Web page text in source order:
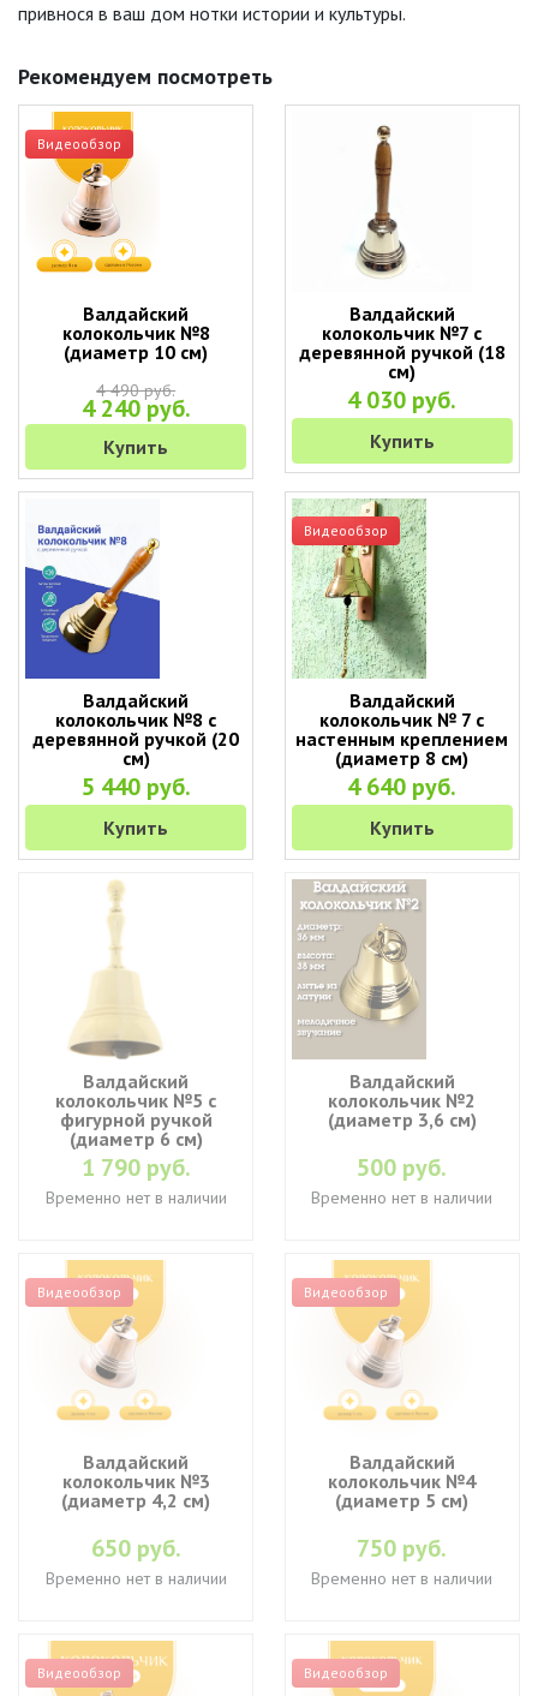
привнося в ваш дом нотки истории и культуры.
Рекомендуем посмотреть
Видеообзор
Валдайский
колокольчик №8
(диаметр 10 см)
4 490 руб.
4 240 руб.
Купить
Валдайский
колокольчик №7 с
деревянной ручкой (18
см)
4 030 руб.
Купить
Валдайский
колокольчик №8 с
деревянной ручкой (20
см)
5 440 руб.
Купить
Видеообзор
Валдайский
колокольчик № 7 с
настенным креплением
(диаметр 8 см)
4 640 руб.
Купить
Валдайский
колокольчик №5 с
фигурной ручкой
(диаметр 6 см)
1 790 руб.
Временно нет в наличии
Валдайский
колокольчик №2
(диаметр 3,6 см)
500 руб.
Временно нет в наличии
Видеообзор
Валдайский
колокольчик №3
(диаметр 4,2 см)
650 руб.
Временно нет в наличии
Видеообзор
Валдайский
колокольчик №4
(диаметр 5 см)
750 руб.
Временно нет в наличии
Видеообзор Видеообзор